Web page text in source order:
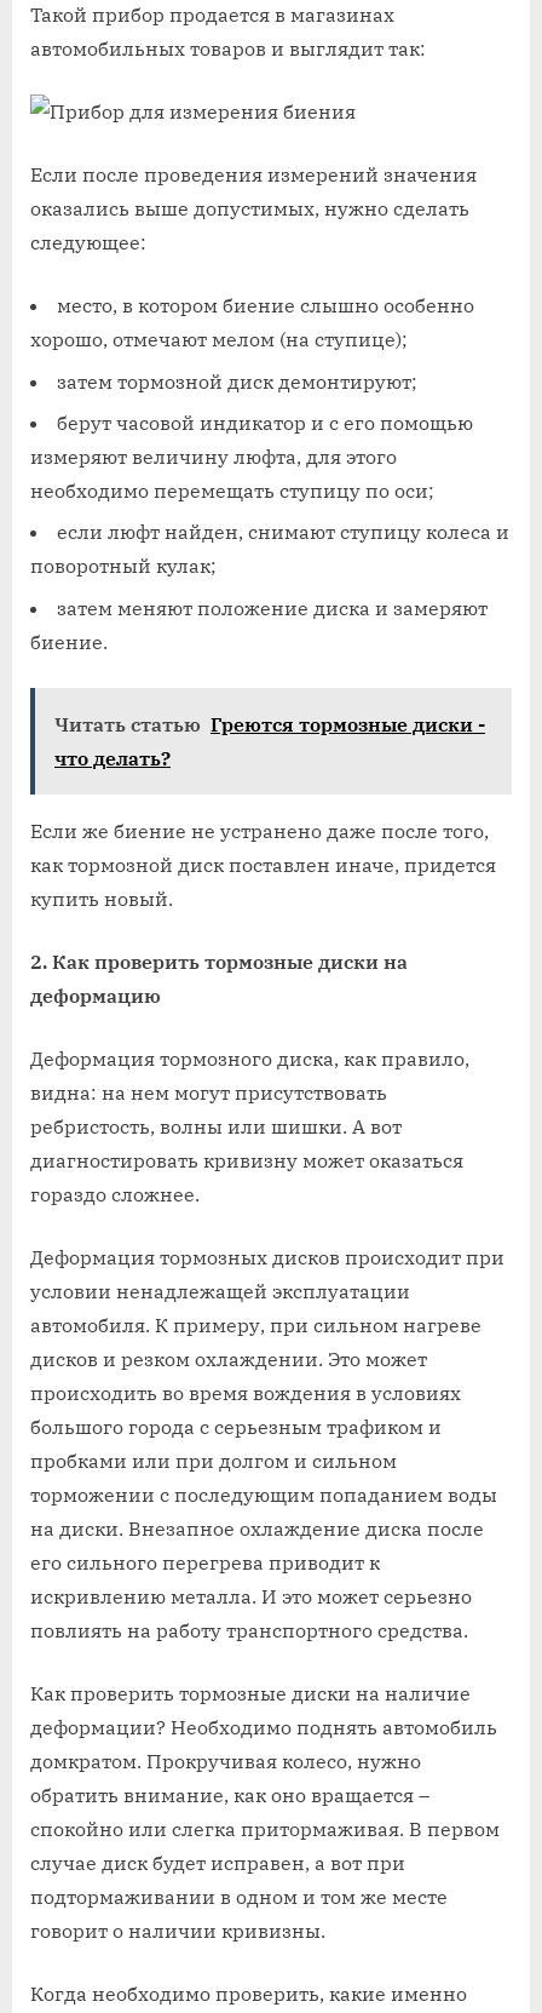
Такой прибор продается в магазинах
автомобильных товаров и выглядит так:
Если после проведения измерений значения
оказались выше допустимых, нужно сделать
следующее:
место, в котором биение слышно особенно
хорошо, отмечают мелом (на ступице);
затем тормозной диск демонтируют;
берут часовой индикатор и с его помощью
измеряют величину люфта, для этого
необходимо перемещать ступицу по оси;
если люфт найден, снимают ступицу колеса и
поворотный кулак;
затем меняют положение диска и замеряют
биение.
Читать статью Греются тормозные диски -
что делать?
Если же биение не устранено даже после того,
как тормозной диск поставлен иначе, придется
купить новый.
2. Как проверить тормозные диски на
деформацию
Деформация тормозного диска, как правило,
видна: на нем могут присутствовать
ребристость, волны или шишки. А вот
диагностировать кривизну может оказаться
гораздо сложнее.
Деформация тормозных дисков происходит при
условии ненадлежащей эксплуатации
автомобиля. К примеру, при сильном нагреве
дисков и резком охлаждении. Это может
происходить во время вождения в условиях
большого города с серьезным трафиком и
пробками или при долгом и сильном
торможении с последующим попаданием воды
на диски. Внезапное охлаждение диска после
его сильного перегрева приводит к
искривлению металла. И это может серьезно
повлиять на работу транспортного средства.
Как проверить тормозные диски на наличие
деформации? Необходимо поднять автомобиль
домкратом. Прокручивая колесо, нужно
обратить внимание, как оно вращается –
спокойно или слегка притормаживая. В первом
случае диск будет исправен, а вот при
подтормаживании в одном и том же месте
говорит о наличии кривизны.
Когда необходимо проверить, какие именно